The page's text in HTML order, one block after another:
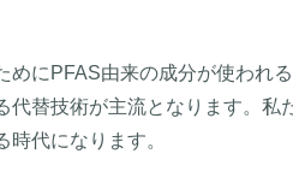
にPFAS由来の成分が使われ
替技術が主流となります。私
代になります。